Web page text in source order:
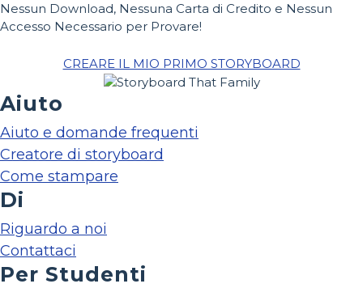
Nessun Download, Nessuna Carta di Credito e Nessun
Accesso Necessario per Provare!
CREARE IL MIO PRIMO STORYBOARD
Aiuto
Aiuto e domande frequenti
Creatore di storyboard
Come stampare
Di
Riguardo a noi
Contattaci
Per Studenti